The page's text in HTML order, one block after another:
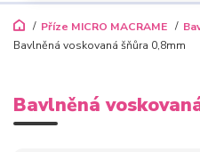
Příze MICRO MACRAME
Bavlněná voskovaná šňůra 0,8mm
Bavlněná